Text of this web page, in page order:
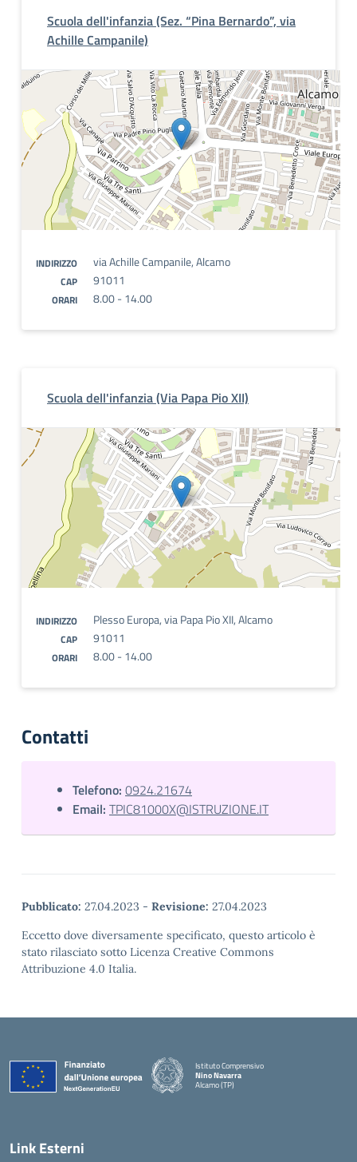
Scuola dell'infanzia (Sez. “Pina Bernardo”, via
Achille Campanile)
INDIRIZZO via Achille Campanile, Alcamo
CAP 91011
ORARI 8.00 - 14.00
Scuola dell'infanzia (Via Papa Pio XII)
INDIRIZZO Plesso Europa, via Papa Pio XII, Alcamo
CAP 91011
ORARI 8.00 - 14.00
Contatti
Telefono: 0924.21674
Email: TPIC81000X@ISTRUZIONE.IT
Pubblicato: 27.04.2023 - Revisione: 27.04.2023
Eccetto dove diversamente specificato, questo articolo è
stato rilasciato sotto Licenza Creative Commons
Attribuzione 4.0 Italia.
Istituto Comprensivo
Nino Navarra
Alcamo (TP)
Link Esterni